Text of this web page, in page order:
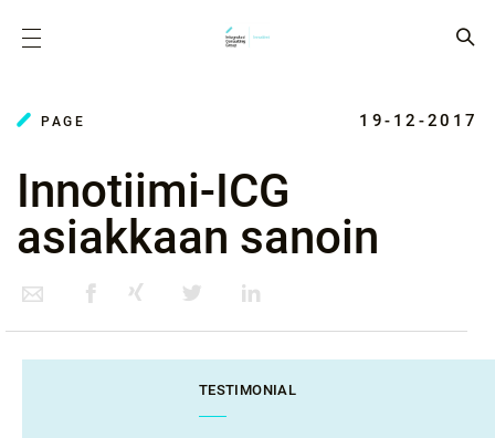
PAGE 19-12-2017
Innotiimi-ICG
asiakkaan sanoin
TESTIMONIAL